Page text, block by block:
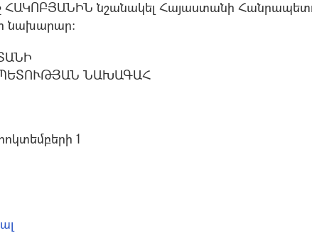
ՀԱԿՈԲՅԱՆԻՆ նշանակել Հայաստանի
նախարար:
ՆԱԽԱԳԱՀ
1